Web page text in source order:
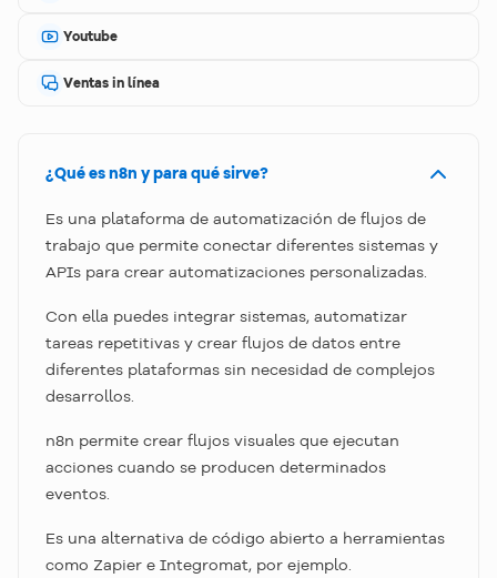
Youtube
Ventas in línea
¿Qué es n8n y para qué sirve?
Es una plataforma de automatización de flujos de
trabajo que permite conectar diferentes sistemas y
APIs para crear automatizaciones personalizadas.
Con ella puedes integrar sistemas, automatizar
tareas repetitivas y crear flujos de datos entre
diferentes plataformas sin necesidad de complejos
desarrollos.
n8n permite crear flujos visuales que ejecutan
acciones cuando se producen determinados
eventos.
Es una alternativa de código abierto a herramientas
como Zapier e Integromat, por ejemplo.